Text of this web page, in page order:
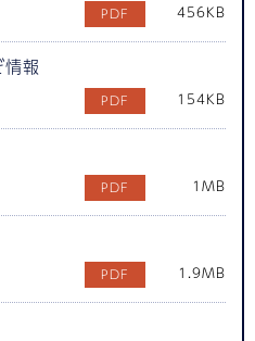
456KB
報
154KB
1MB
1.9MB